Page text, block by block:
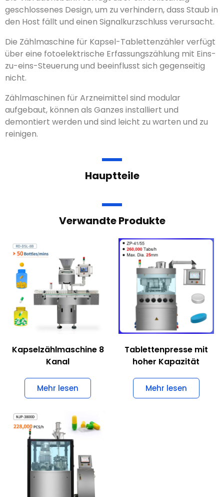
geschlossenes Design, um zu verhindern, dass Staub in
den Host fällt und einen Signalkurzschluss verursacht.
Die Zählmaschine für Kapsel-Tablettenzähler verfügt
über eine fotoelektrische Erfassungszählung mit Eins-
zu-eins-Steuerung und beeinflusst sich gegenseitig
nicht.
Zählmaschinen für Arzneimittel sind modular
aufgebaut, können als Ganzes installiert und
demontiert werden und sind leicht zu warten und zu
reinigen.
Hauptteile
Verwandte Produkte
Kapselzählmaschine 8
Kanal
Mehr lesen
Tablettenpresse mit
hoher Kapazität
Mehr lesen